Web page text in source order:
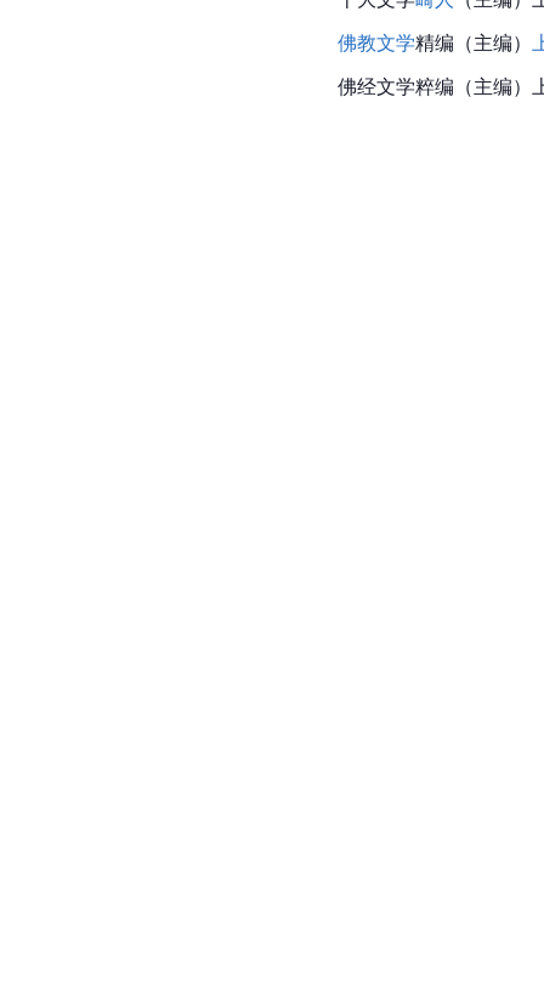
佛教文学精编（主编）
佛经文学粹编（主编）